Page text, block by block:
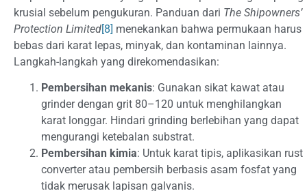
krusial sebelum pengukuran. Panduan dari The Shipowners’
Protection Limited[8] menekankan bahwa permukaan harus
bebas dari karat lepas, minyak, dan kontaminan lainnya.
Langkah-langkah yang direkomendasikan:
Pembersihan mekanis: Gunakan sikat kawat atau
grinder dengan grit 80–120 untuk menghilangkan
karat longgar. Hindari grinding berlebihan yang dapat
mengurangi ketebalan substrat.
Pembersihan kimia: Untuk karat tipis, aplikasikan rust
converter atau pembersih berbasis asam fosfat yang
tidak merusak lapisan galvanis.